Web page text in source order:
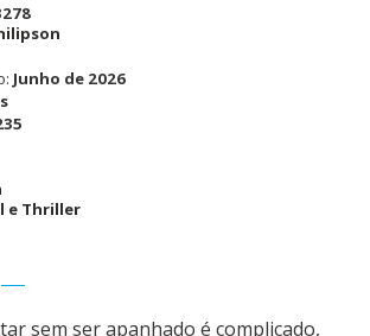
Junho de 2026
e Thriller
sem ser apanhado é complicado,